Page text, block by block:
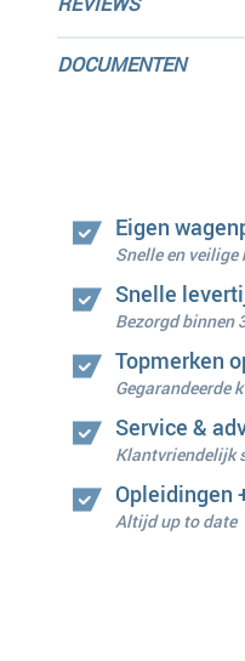
DOCUMENTEN
Eigen
Snelle en veilige
Snelle
Bezorgd binnen
Topmerken
Gegarandeerde
Service &
Klantvriendelijk
Opleidingen
Altijd up to date